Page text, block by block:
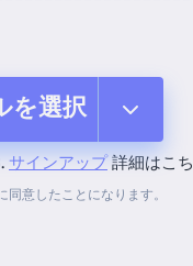
を選択
から
サインアップ詳細はこ
同意したことになります。